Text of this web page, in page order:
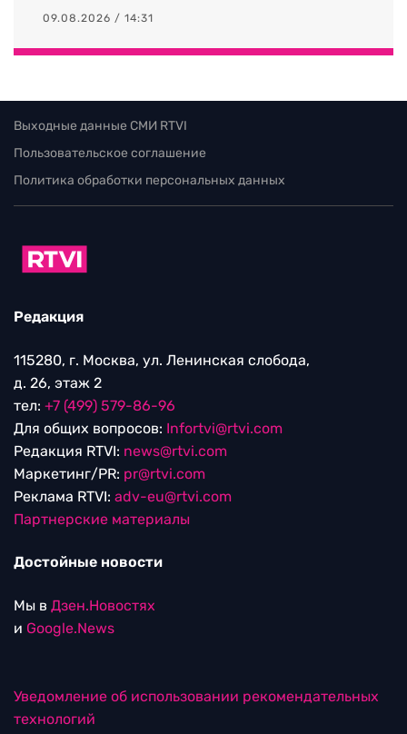
09.08.2026 / 14:31
Выходные данные СМИ RTVI
Пользовательское соглашение
Политика обработки персональных данных
Редакция
115280, г. Москва, ул. Ленинская слобода,
д. 26, этаж 2
тел: +7 (499) 579-86-96
Для общих вопросов: Infortvi@rtvi.com
Редакция RTVI: news@rtvi.com
Маркетинг/PR: pr@rtvi.com
Реклама RTVI: adv-eu@rtvi.com
Партнерские материалы
Достойные новости
Мы в Дзен.Новостях
и Google.News
Уведомление об использовании рекомендательных
технологий